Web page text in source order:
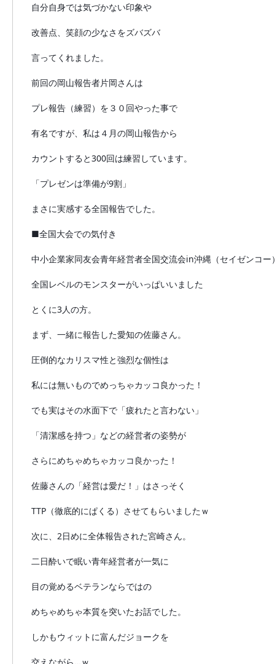
自分自身では気づかない印象や
改善点、笑顔の少なさをズバズバ
言ってくれました。
前回の岡山報告者片岡さんは
プレ報告（練習）を３０回やった事で
有名ですが、私は４月の岡山報告から
カウントすると300回は練習しています。
「プレゼンは準備が9割」
まさに実感する全国報告でした。
■全国大会での気付き
中小企業家同友会青年経営者全国交流会in沖縄（セイゼンコー
全国レベルのモンスターがいっぱいいました
とくに3人の方。
まず、一緒に報告した愛知の佐藤さん。
圧倒的なカリスマ性と強烈な個性は
私には無いものでめっちゃカッコ良かった！
でも実はその水面下で「疲れたと言わない」
「清潔感を持つ」などの経営者の姿勢が
さらにめちゃめちゃカッコ良かった！
佐藤さんの「経営は愛だ！」はさっそく
TTP（徹底的にぱくる）させてもらいましたｗ
次に、2日めに全体報告された宮崎さん。
二日酔いで眠い青年経営者が一気に
目の覚めるベテランならではの
めちゃめちゃ本質を突いたお話でした。
しかもウィットに富んだジョークを